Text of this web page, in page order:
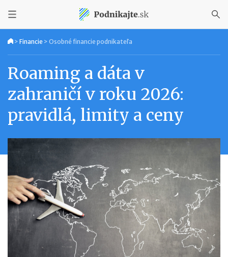
> Financie > Osobné financie podnikateľa
Roaming a dáta v
zahraničí v roku 2026:
pravidlá, limity a ceny